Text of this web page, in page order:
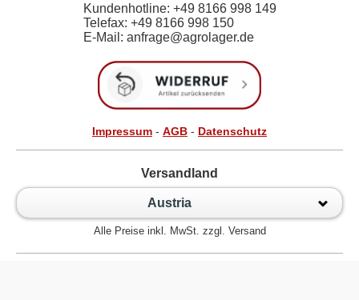
Kundenhotline: +49 8166 998 149
Telefax: +49 8166 998 150
E-Mail: anfrage@agrolager.de
Impressum - AGB - Datenschutz
Versandland
Austria
Alle Preise inkl. MwSt. zzgl. Versand